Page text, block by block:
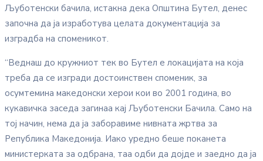
Љуботенски бачила, истакна дека Општина Бутел, денес
започна да ја изработува целата документација за
изградба на споменикот.
“Веднаш до кружниот тек во Бутел е локацијата на која
треба да се изгради достоинствен споменик, за
осумтемина македонски херои кои во 2001 година, во
кукавичка заседа загинаа кај Љуботенски Бачила. Само на
тој начин, нема да ја заборавиме нивната жртва за
Република Македонија. Иако уредно беше поканета
министерката за одбрана, таа одби да дојде и заедно да ја